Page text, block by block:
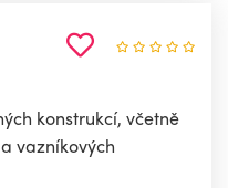
konstrukcí, včetně
vazníkových